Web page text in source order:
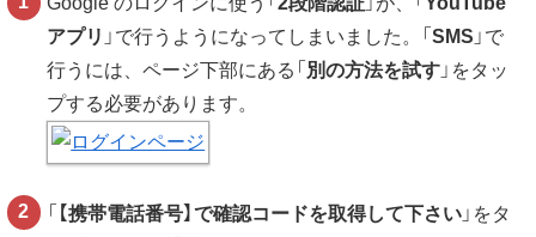
アプリ 」で行うようになってしまいました。「SMS 」で
行うには、ページ下部にある「 別の方法を試す 」をタッ
プする必要があります。
「 【携帯電話番号】で確認コードを取得して下さい 」をタ